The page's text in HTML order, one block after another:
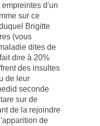
d'un
sur ce
Brigitte
(vous
dites de
dire à 20%
des insultes
de leur
seconde
sur de
de la rejoindre
de